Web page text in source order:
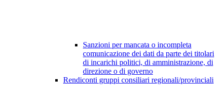
Sanzioni per mancata o incompleta
comunicazione dei dati da parte dei titolari
di incarichi politici, di amministrazione, di
direzione o di governo
Rendiconti gruppi consiliari regionali/provinciali